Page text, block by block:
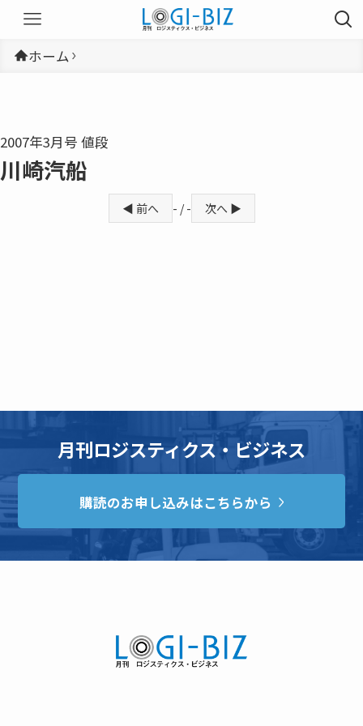
ホーム
2007年3月号 値段
川崎汽船
◀ 前へ - / - 次へ ▶
月刊ロジスティクス・ビジネス
購読のお申し込みはこちらから